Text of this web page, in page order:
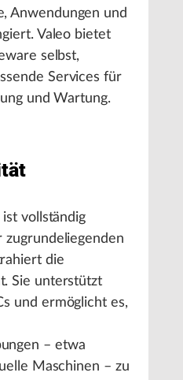
Anwendungen und
Valeo bietet
selbst,
Services für
und Wartung.
vollständig
zugrundeliegenden
die
Sie unterstützt
und ermöglicht es,
– etwa
Maschinen – zu